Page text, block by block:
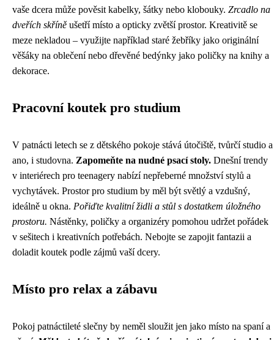
vaše dcera může pověsit kabelky, šátky nebo klobouky. Zrcadlo na
dveřích skříně ušetří místo a opticky zvětší prostor. Kreativitě se
meze nekladou – využijte například staré žebříky jako originální
věšáky na oblečení nebo dřevěné bedýnky jako poličky na knihy a
dekorace.
Pracovní koutek pro studium
V patnácti letech se z dětského pokoje stává útočiště, tvůrčí studio a
ano, i studovna. Zapomeňte na nudné psací stoly. Dnešní trendy
v interiérech pro teenagery nabízí nepřeberné množství stylů a
vychytávek. Prostor pro studium by měl být světlý a vzdušný,
ideálně u okna. Pořiďte kvalitní židli a stůl s dostatkem úložného
prostoru. Nástěnky, poličky a organizéry pomohou udržet pořádek
v sešitech i kreativních potřebách. Nebojte se zapojit fantazii a
doladit koutek podle zájmů vaší dcery.
Místo pro relax a zábavu
Pokoj patnáctileté slečny by neměl sloužit jen jako místo na spaní a